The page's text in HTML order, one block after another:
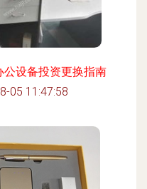
设备投资更换指南
05 11:47:58